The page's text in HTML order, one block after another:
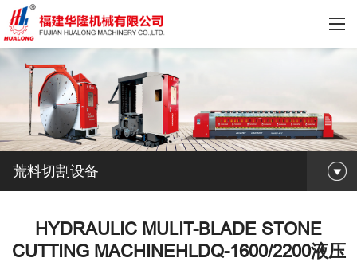
荒料切割设备
HYDRAULIC MULIT-BLADE STONE
CUTTING MACHINEHLDQ-1600/2200液压